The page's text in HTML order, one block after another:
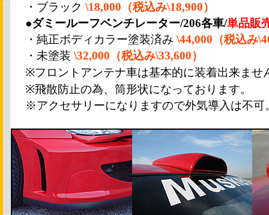
・ブラック \18,000（税込み\18,900）
●ダミールーフベンチレーター/206各車/単品販
・純正ボディカラー塗装済み \44,000（税込み
・未塗装 \32,000（税込み\33,600）
※フロントアンテナ車は基本的に装着出来ませ
※飛散防止の為、筒形状になっております。
※アクセサリーになりますので外気導入は不可